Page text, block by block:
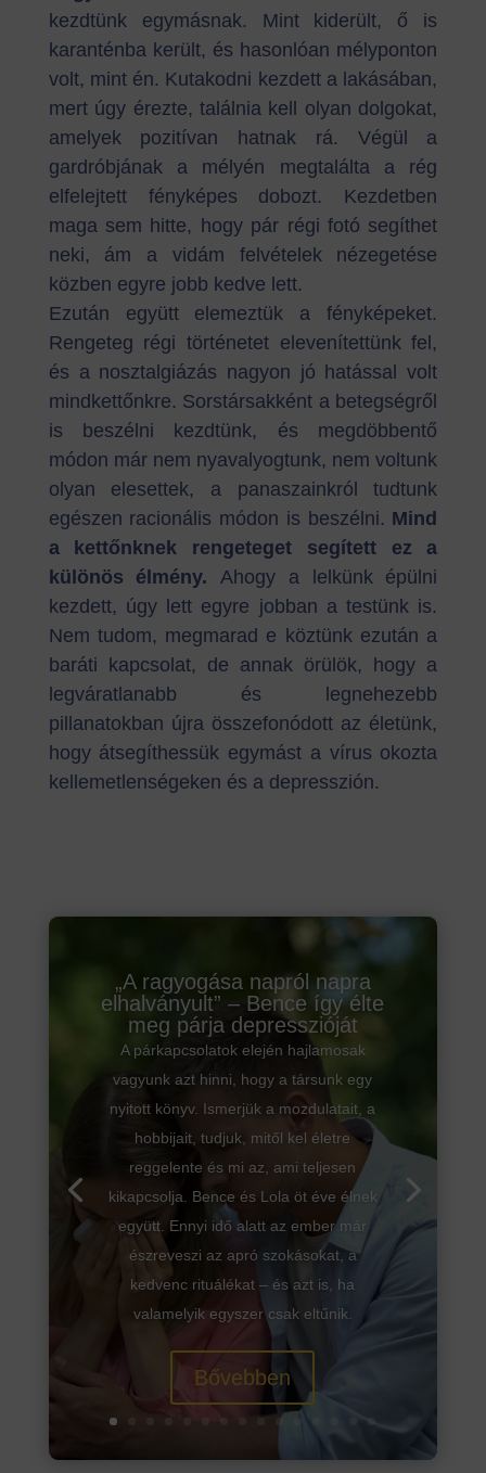
kezdtünk egymásnak. Mint kiderült, ő is
karanténba került, és hasonlóan mélyponton
volt, mint én. Kutakodni kezdett a lakásában,
mert úgy érezte, találnia kell olyan dolgokat,
amelyek pozitívan hatnak rá. Végül a
gardróbjának a mélyén megtalálta a rég
elfelejtett fényképes dobozt. Kezdetben
maga sem hitte, hogy pár régi fotó segíthet
neki, ám a vidám felvételek nézegetése
közben egyre jobb kedve lett.
Ezután együtt elemeztük a fényképeket.
Rengeteg régi történetet elevenítettünk fel,
és a nosztalgiázás nagyon jó hatással volt
mindkettőnkre. Sorstársakként a betegségről
is beszélni kezdtünk, és megdöbbentő
módon már nem nyavalyogtunk, nem voltunk
olyan elesettek, a panaszainkról tudtunk
egészen racionális módon is beszélni. Mind
a kettőnknek rengeteget segített ez a
különös élmény. Ahogy a lelkünk épülni
kezdett, úgy lett egyre jobban a testünk is.
Nem tudom, megmarad e köztünk ezután a
baráti kapcsolat, de annak örülök, hogy a
legváratlanabb és legnehezebb
pillanatokban újra összefonódott az életünk,
hogy átsegíthessük egymást a vírus okozta
kellemetlenségeken és a depresszión.
„A ragyogása napról napra
elhalványult” – Bence így élte
meg párja depresszióját
A párkapcsolatok elején hajlamosak
vagyunk azt hinni, hogy a társunk egy
nyitott könyv. Ismerjük a mozdulatait, a
hobbijait, tudjuk, mitől kel életre
reggelente és mi az, ami teljesen
kikapcsolja. Bence és Lola öt éve élnek
együtt. Ennyi idő alatt az ember már
észreveszi az apró szokásokat, a
kedvenc rituálékat – és azt is, ha
valamelyik egyszer csak eltűnik.
Bővebben